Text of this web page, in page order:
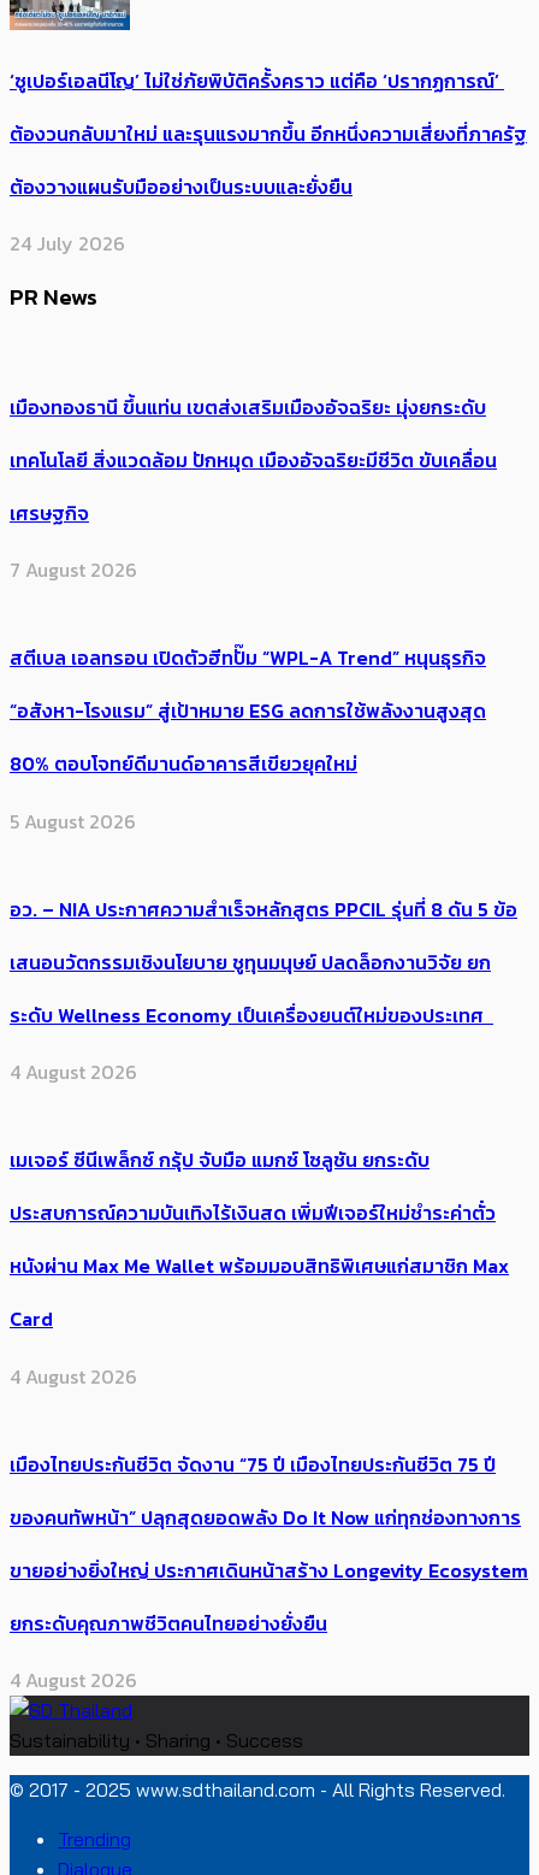
‘ซูเปอร์เอลนีโญ’ ไม่ใช่ภัยพิบัติครั้งคราว แต่คือ ‘ปรากฏการณ์’ ​
ต้อง​วนกลับมาใหม่ และรุนแรงมากขึ้น อีกหนึ่งความเสี่ยงที่ภาครัฐ
ต้องวางแผนรับมืออย่างเป็นระบบและยั่งยืน
24 July 2026
PR News
เมืองทองธานี ขึ้นแท่น เขตส่งเสริมเมืองอัจฉริยะ มุ่งยกระดับ
เทคโนโลยี สิ่งแวดล้อม ปักหมุด เมืองอัจฉริยะมีชีวิต ขับเคลื่อน
เศรษฐกิจ
7 August 2026
สตีเบล เอลทรอน เปิดตัวฮีทปั๊ม “WPL-A Trend” หนุนธุรกิจ
“อสังหา-โรงแรม” สู่เป้าหมาย ESG ลดการใช้พลังงานสูงสุด
80% ตอบโจทย์ดีมานด์อาคารสีเขียวยุคใหม่
5 August 2026
อว. – NIA ประกาศความสำเร็จหลักสูตร PPCIL รุ่นที่ 8 ดัน 5 ข้อ
เสนอนวัตกรรมเชิงนโยบาย ชูทุนมนุษย์ ปลดล็อกงานวิจัย ยก
ระดับ Wellness Economy เป็นเครื่องยนต์ใหม่ของประเทศ
4 August 2026
เมเจอร์ ซีนีเพล็กซ์ กรุ้ป จับมือ แมกซ์ โซลูชัน ยกระดับ
ประสบการณ์ความบันเทิงไร้เงินสด เพิ่มฟีเจอร์ใหม่ชำระค่าตั๋ว
หนังผ่าน Max Me Wallet พร้อมมอบสิทธิพิเศษแก่สมาชิก Max
Card
4 August 2026
เมืองไทยประกันชีวิต จัดงาน “75 ปี เมืองไทยประกันชีวิต 75 ปี
ของคนทัพหน้า” ปลุกสุดยอดพลัง Do It Now แก่ทุกช่องทางการ
ขายอย่างยิ่งใหญ่ ประกาศเดินหน้าสร้าง Longevity Ecosystem
ยกระดับคุณภาพชีวิตคนไทยอย่างยั่งยืน
4 August 2026
Sustainability • Sharing • Success
© 2017 - 2025 www.sdthailand.com - All Rights Reserved.
Trending
Dialogue